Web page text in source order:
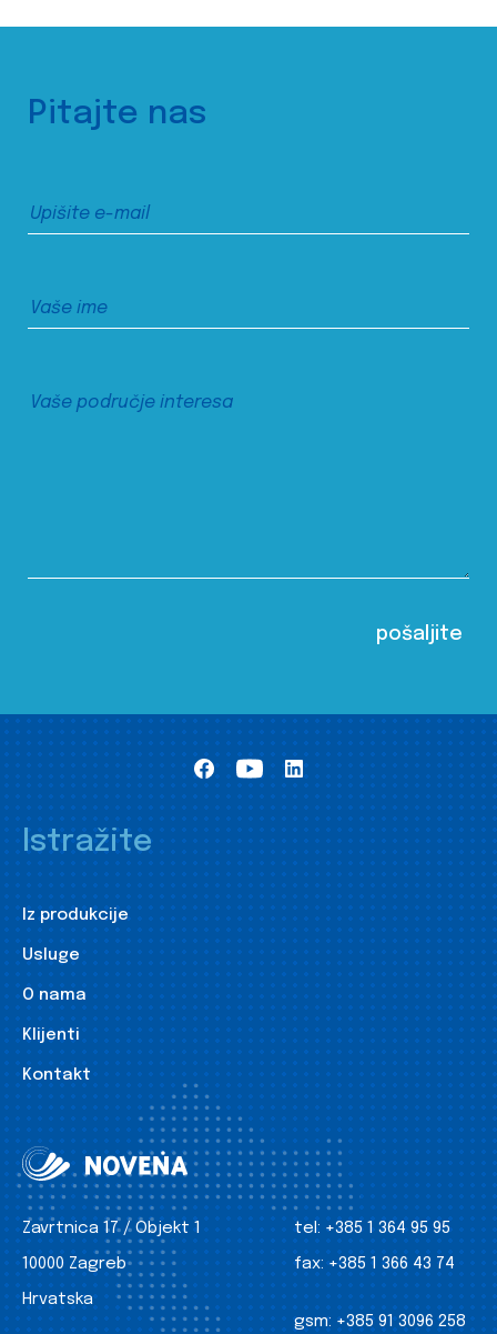
Pitajte nas
Istražite
Iz produkcije
Usluge
O nama
Klijenti
Kontakt
Zavrtnica 17 / Objekt 1
10000 Zagreb
Hrvatska
tel: +385 1 364 95 95
fax: +385 1 366 43 74
gsm: +385 91 3096 258